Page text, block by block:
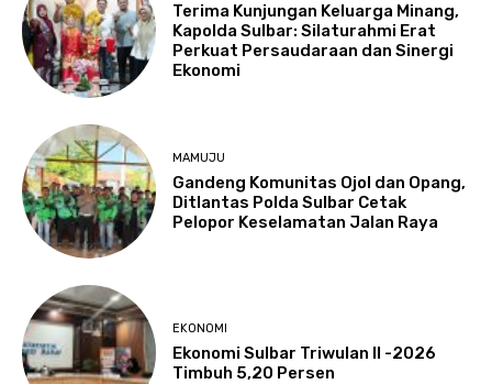
Terima Kunjungan Keluarga Minang,
Kapolda Sulbar: Silaturahmi Erat
Perkuat Persaudaraan dan Sinergi
Ekonomi
MAMUJU
Gandeng Komunitas Ojol dan Opang,
Ditlantas Polda Sulbar Cetak
Pelopor Keselamatan Jalan Raya
EKONOMI
Ekonomi Sulbar Triwulan II -2026
Timbuh 5,20 Persen